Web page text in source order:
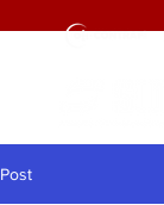
Post